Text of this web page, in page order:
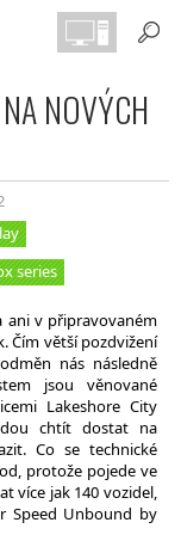
NOVÝCH
series
ani v připravovaném
Čím větší pozdvižení
nás následně
jsou věnované
Lakeshore City
chtít dostat na
Co se technické
protože pojede ve
více jak 140 vozidel,
Speed Unbound by